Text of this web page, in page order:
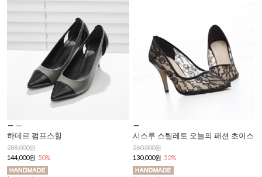
하데르 펌프스힐
288,000원
144,000원 50%
시스루 스틸레토 오늘의 패션 초이스
260,000원
130,000원 50%